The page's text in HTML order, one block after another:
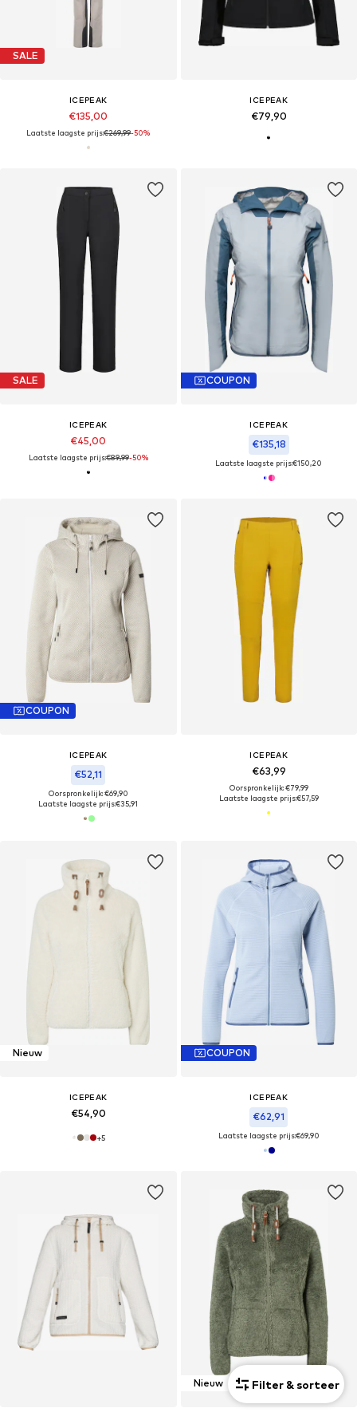
SALE
ICEPEAK
€135,00
Laatste laagste prijs:€269,99-50%
ICEPEAK
€79,90
SALE
ICEPEAK
€45,00
Laatste laagste prijs:€89,99-50%
COUPON
ICEPEAK
€135,18
Laatste laagste prijs:€150,20
COUPON
ICEPEAK
€52,11
Oorspronkelijk: €69,90
Laatste laagste prijs:€35,91
ICEPEAK
€63,99
Oorspronkelijk: €79,99
Laatste laagste prijs:€57,59
Nieuw
ICEPEAK
€54,90
+5
COUPON
ICEPEAK
€62,91
Laatste laagste prijs:€69,90
Nieuw Filter & sorteer